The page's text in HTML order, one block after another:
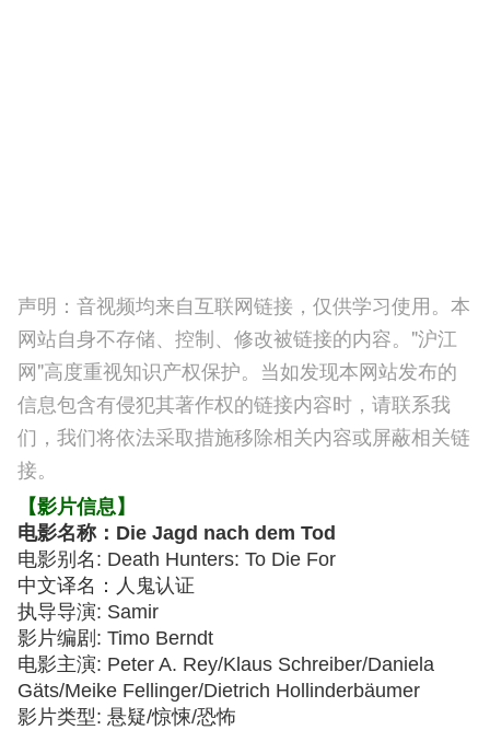
声明：音视频均来自互联网链接，仅供学习使用。本
网站自身不存储、控制、修改被链接的内容。"沪江
网"高度重视知识产权保护。当如发现本网站发布的
信息包含有侵犯其著作权的链接内容时，请联系我
们，我们将依法采取措施移除相关内容或屏蔽相关链
接。
【影片信息】
电影名称：Die Jagd nach dem Tod
电影别名: Death Hunters: To Die For
中文译名：人鬼认证
执导导演: Samir
影片编剧: Timo Berndt
电影主演: Peter A. Rey/Klaus Schreiber/Daniela
Gäts/Meike Fellinger/Dietrich Hollinderbäumer
影片类型: 悬疑/惊悚/恐怖